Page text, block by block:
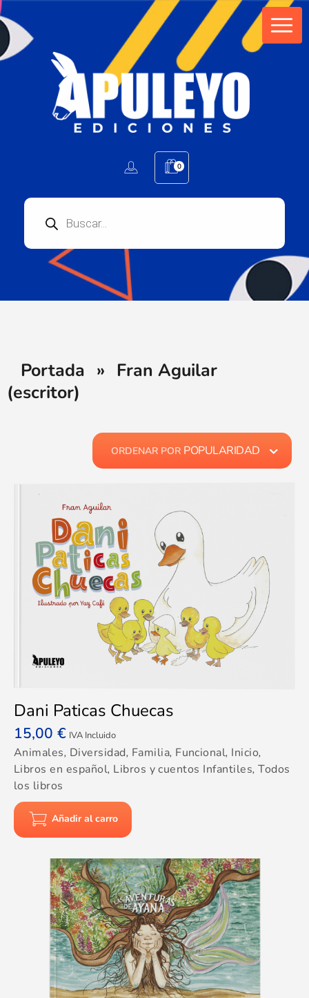
0
Portada » Fran Aguilar
(escritor)
ORDENAR POR POPULARIDAD
Dani Paticas Chuecas
15,00 € IVA Incluido
Animales, Diversidad, Familia, Funcional, Inicio,
Libros en español, Libros y cuentos Infantiles,Todos
los libros
Añadir al carro